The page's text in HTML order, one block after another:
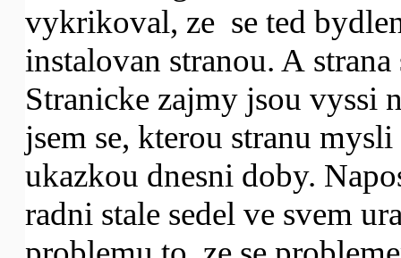
vykrikoval, ze se ted
instalovan stranou. A
Stranicke zajmy jsou vyssi
jsem se, kterou stranu
ukazkou dnesni doby.
radni stale sedel ve svem